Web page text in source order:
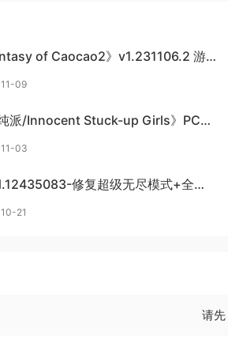
of Caocao2》v1.231106.2 游戏
09
纯派/Innocent Stuck-up Girls》PC单
03
修复超级无尽模式+全
载
21
请先